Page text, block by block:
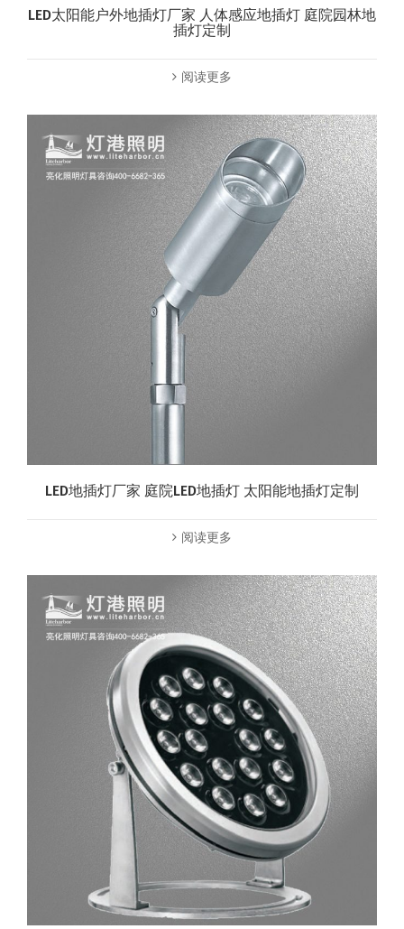
LED太阳能户外地插灯厂家 人体感应地插灯 庭院园林地
插灯定制
阅读更多
LED地插灯厂家 庭院LED地插灯 太阳能地插灯定制
阅读更多